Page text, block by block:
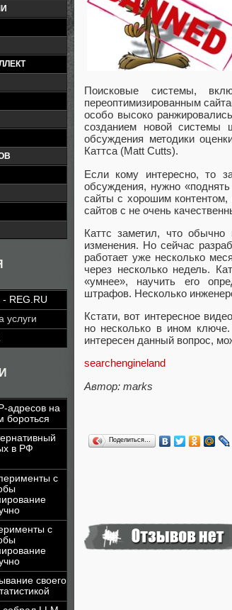
- REG.RU
услуги
адресов на
бороться
в РФ
с
с
своего
Поисковые системы,
переоптимизированным
особо высоко
созданием новой системы
обсуждения методики
Каттса (Matt Cutts).
Если кому интересно, то
обсуждения, нужно
сайты с хорошим
сайтов с не очень
Каттс заметил, что обычно
изменения. Но сейчас
работает уже несколько
через несколько недель.
«умнее», научить его
штрафов. Несколько
Кстати, вот интересное
но несколько в ином
интересен данный вопрос,
searchengineland
Автор: marks
Поделиться…